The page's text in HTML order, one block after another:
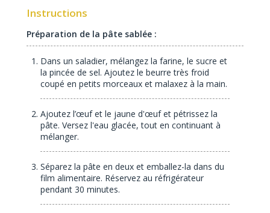
Instructions
Préparation de la pâte sablée :
Dans un saladier, mélangez la farine, le sucre et
la pincée de sel. Ajoutez le beurre très froid
coupé en petits morceaux et malaxez à la main.
Ajoutez l’œuf et le jaune d'œuf et pétrissez la
pâte. Versez l'eau glacée, tout en continuant à
mélanger.
Séparez la pâte en deux et emballez-la dans du
film alimentaire. Réservez au réfrigérateur
pendant 30 minutes.